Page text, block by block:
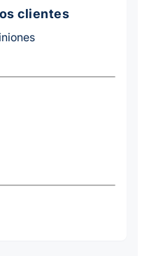
clientes